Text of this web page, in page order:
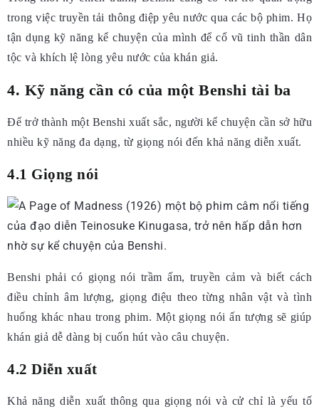
trong việc truyền tải thông điệp yêu nước qua các bộ phim. Họ
tận dụng kỹ năng kể chuyện của mình để cổ vũ tinh thần dân
tộc và khích lệ lòng yêu nước của khán giả.
4. Kỹ năng cần có của một Benshi tài ba
Để trở thành một Benshi xuất sắc, người kể chuyện cần sở hữu
nhiều kỹ năng đa dạng, từ giọng nói đến khả năng diễn xuất.
4.1 Giọng nói
Benshi phải có giọng nói trầm ấm, truyền cảm và biết cách
điều chỉnh âm lượng, giọng điệu theo từng nhân vật và tình
huống khác nhau trong phim. Một giọng nói ấn tượng sẽ giúp
khán giả dễ dàng bị cuốn hút vào câu chuyện.
4.2 Diễn xuất
Khả năng diễn xuất thông qua giọng nói và cử chỉ là yếu tố